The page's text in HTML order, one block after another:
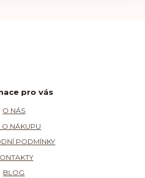
pro vás
O NÁS
O NÁKUPU
PODMÍNKY
BLOG